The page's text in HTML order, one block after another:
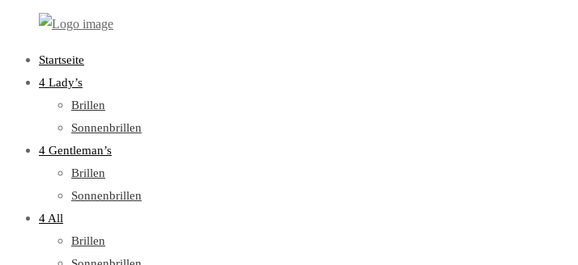
Primary
Menu
Startseite
4 Lady’s
Brillen
Sonnenbrillen
4 Gentleman’s
Brillen
Sonnenbrillen
4 All
Brillen